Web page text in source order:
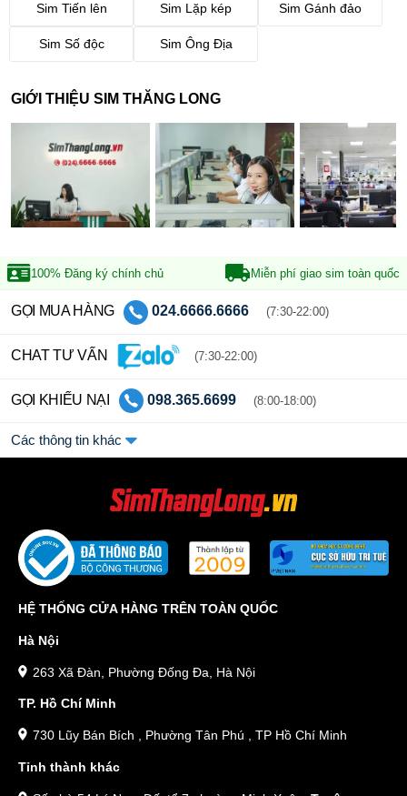
Sim Tiến lên Sim Lặp kép Sim Gánh đảo
Sim Số độc Sim Ông Địa
GIỚI THIỆU SIM THĂNG LONG
100% Đăng ký chính chủ Miễn phí giao sim toàn quốc
GỌI MUA HÀNG 024.6666.6666 (7:30-22:00)
CHAT TƯ VẤN (7:30-22:00)
GỌI KHIẾU NẠI 098.365.6699 (8:00-18:00)
Các thông tin khác
HỆ THỐNG CỬA HÀNG TRÊN TOÀN QUỐC
Hà Nội
263 Xã Đàn, Phường Đống Đa, Hà Nội
TP. Hồ Chí Minh
730 Lũy Bán Bích , Phường Tân Phú , TP Hồ Chí Minh
Tỉnh thành khác